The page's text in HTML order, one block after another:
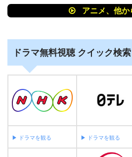
アニメ、他か
ドラマ無料視聴 クイック検索
▶︎ ドラマを観る ▶︎ ドラマを観る